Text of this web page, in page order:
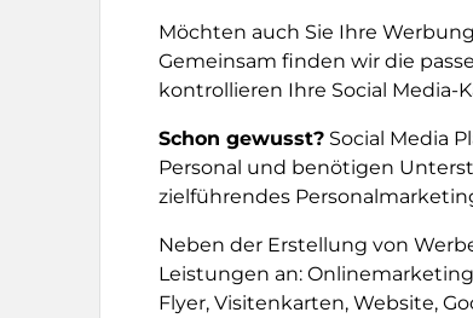
Möchten auch Sie Ihre
Gemeinsam finden wir die
kontrollieren Ihre Social Media-
Schon gewusst? Social Media
Personal und benötigen
zielführendes
Neben der Erstellung von
Leistungen an:
Flyer, Visitenkarten, Website,